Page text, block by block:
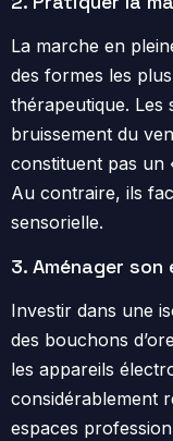
La marche en
des formes les
thérapeutique. Les
bruissement du
constituent pas un
Au contraire, ils
sensorielle.
3. Aménager
Investir dans une
des bouchons
les appareils
considérablement
espaces